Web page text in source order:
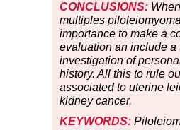
CONCLUSIONS:
multiples
importance to make a
evaluation an include a
investigation of
history. All this to rule
associated to uterine
kidney cancer.
KEYWORDS: